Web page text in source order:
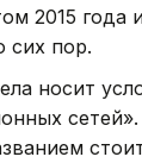
2015 года
сих пор.
носит